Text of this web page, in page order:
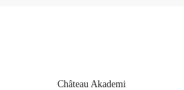
Château Akademi